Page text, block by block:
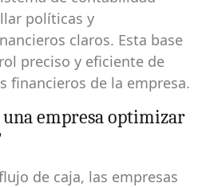
políticas y
claros. Esta base
preciso y eficiente de
financieros de la empresa.
una empresa optimizar
de caja, las empresas